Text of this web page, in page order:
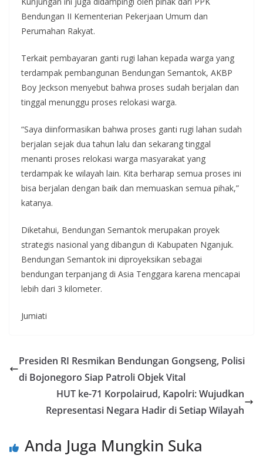
Bendungan II Kementerian Pekerjaan Umum dan
Perumahan Rakyat.
Terkait pembayaran ganti rugi lahan kepada warga yang
terdampak pembangunan Bendungan Semantok, AKBP
Boy Jeckson menyebut bahwa proses sudah berjalan dan
tinggal menunggu proses relokasi warga.
“Saya diinformasikan bahwa proses ganti rugi lahan sudah
berjalan sejak dua tahun lalu dan sekarang tinggal
menanti proses relokasi warga masyarakat yang
terdampak ke wilayah lain. Kita berharap semua proses ini
bisa berjalan dengan baik dan memuaskan semua pihak,”
katanya.
Diketahui, Bendungan Semantok merupakan proyek
strategis nasional yang dibangun di Kabupaten Nganjuk.
Bendungan Semantok ini diproyeksikan sebagai
bendungan terpanjang di Asia Tenggara karena mencapai
lebih dari 3 kilometer.
Jumiati
Presiden RI Resmikan Bendungan Gongseng, Polisi
di Bojonegoro Siap Patroli Objek Vital
HUT ke-71 Korpolairud, Kapolri: Wujudkan
Representasi Negara Hadir di Setiap Wilayah
Anda Juga Mungkin Suka